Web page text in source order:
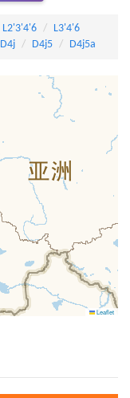
L2'3'4'6
L3'4'6
D4j D4j5 D4j5a
Leaflet